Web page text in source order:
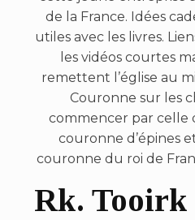
de la France. Idées
utiles avec les livres.
les vidéos courtes
remettent l’église au
Couronne sur les
commencer par celle
couronne d’épines
couronne du roi de
Rk. Tooirk